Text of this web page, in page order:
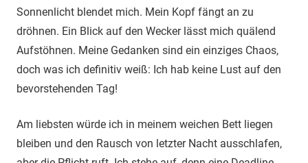
Sonnenlicht blendet mich. Mein Kopf fängt an zu
dröhnen. Ein Blick auf den Wecker lässt mich quälend
Aufstöhnen. Meine Gedanken sind ein einziges Chaos,
doch was ich definitiv weiß: Ich hab keine Lust auf den
bevorstehenden Tag!
Am liebsten würde ich in meinem weichen Bett liegen
bleiben und den Rausch von letzter Nacht ausschlafen,